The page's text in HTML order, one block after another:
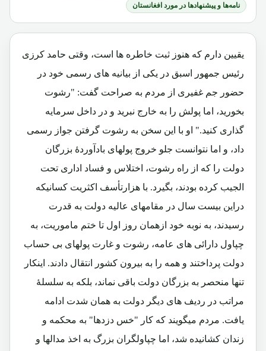
نامه‌ها و پیشنهادها در مورد افغانستان
یقیین دارم که هنوز ثبت خاطره ها است، وقتی حامد کرزی
رئیس جمهور اسبق در یکی از بیانیه های رسمی خود در
حضور جم غفیری از مردم به صراحت گفت: "رشوت
بخورید، اما پولش را به خارج نبرید و در داخل سرمایه
گذاری کنید." او با این سخن به رشوت گرفتن جواز رسمی
داد، و اما نتوانست جلو خروج پولهای بادآوردۀ بزرگان
دولت را که از راه رشوت، اختلاس و فساد اداری تحت
الجیب کرده بودند، بگیرد. با هزارتأسف اکثریت کسانیکه
دراین بیست سال در مقامهای عالیه دولت به قدرت
رسیدند، به نوبه خود ازهمان روز اول تا ختم ماموریت، به
چپاول دارائی های عامه، رشوت و غارت پولهای بی حساب
دولت پرداختند و همه را به بیرون کشور انتقال دادند. اینکار
تنها منحصر به بزرگان دولت باقی نماند، بلکه به سلسلۀ
مراتب در ردیف های دیگر دولت به همان شدت ادامه
یافت. مردم میگویند که کار "خس دزدها" به محکمه و
زندان کشانیده شد، اما چپاولگران بزرگ به اخذ مدالها و